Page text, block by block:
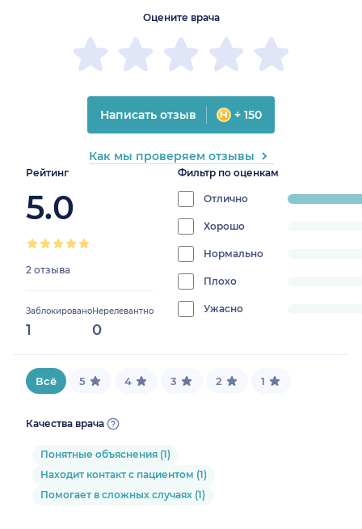
Рейтинг
5.0
2 отзыва
Заблокировано
1
Нерелевантно
0
Фильтр по оценкам
Отлично
progress:
Хорошо
0%
Нормально
0%
Плохо
0%
Ужасно
progress:
Оцените врача
Написать отзыв + 150
Как мы проверяем отзывы
Всё 5 4 3 2 1
Качества врача
Понятные объяснения (1)
Находит контакт с пациентом (1)
Помогает в сложных случаях (1)